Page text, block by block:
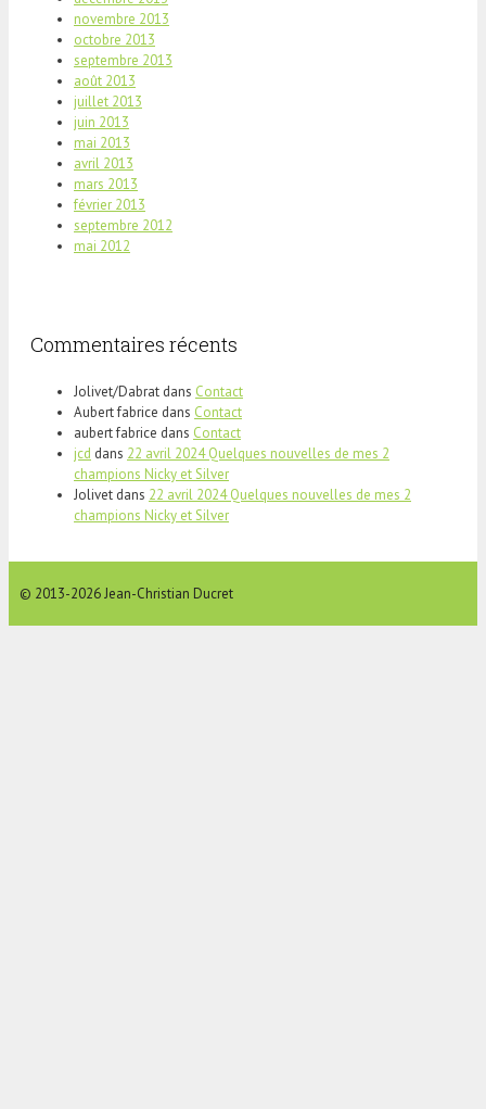
novembre 2013
octobre 2013
septembre 2013
août 2013
juillet 2013
juin 2013
mai 2013
avril 2013
mars 2013
février 2013
septembre 2012
mai 2012
Commentaires récents
Jolivet/Dabrat dans Contact
Aubert fabrice dans Contact
aubert fabrice dans Contact
jcd dans 22 avril 2024 Quelques nouvelles de mes 2
champions Nicky et Silver
Jolivet dans 22 avril 2024 Quelques nouvelles de mes 2
champions Nicky et Silver
© 2013-2026 Jean-Christian Ducret